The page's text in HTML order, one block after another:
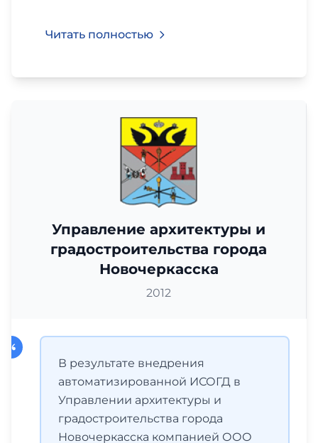
Читать полностью
Управление архитектуры и
градостроительства города
Новочеркасска
2012
В результате внедрения
автоматизированной ИСОГД в
Управлении архитектуры и
градостроительства города
Новочеркасска компанией ООО